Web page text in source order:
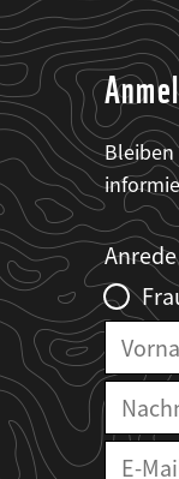
Bleiben
Anrede
Vorname
Nachname
E-